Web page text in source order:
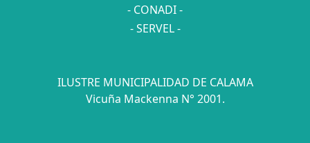
- CONADI -
- SERVEL -
ILUSTRE MUNICIPALIDAD DE CALAMA
Vicuña Mackenna N° 2001.